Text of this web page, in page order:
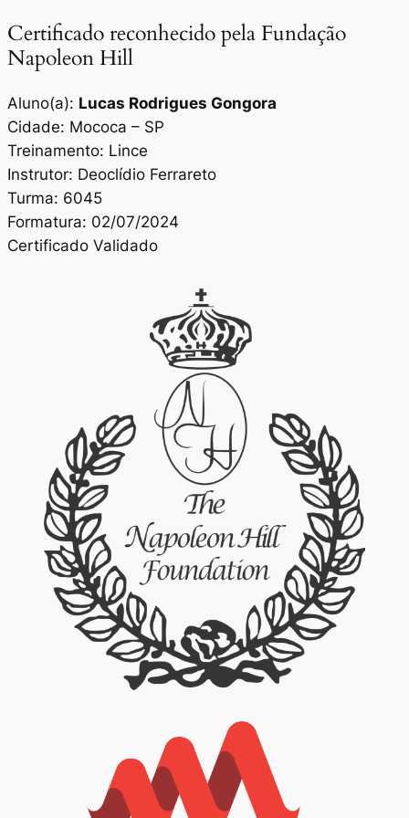
Certificado reconhecido pela Fundação
Napoleon Hill
Aluno(a): Lucas Rodrigues Gongora
Cidade: Mococa – SP
Treinamento: Lince
Instrutor: Deoclídio Ferrareto
Turma: 6045
Formatura: 02/07/2024
Certificado Validado